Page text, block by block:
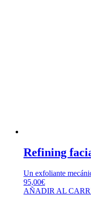
Refining
Un exfoliante
95,00€
AÑADIR AL